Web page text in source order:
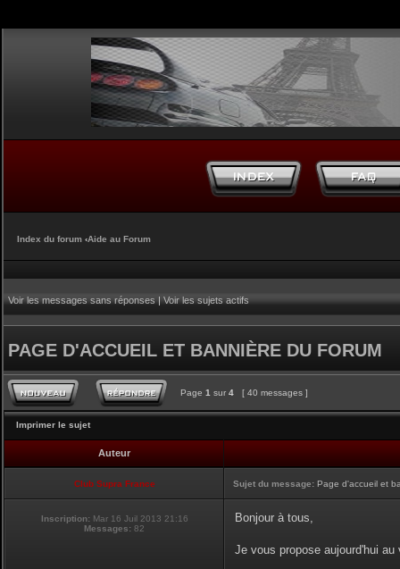
Index du forum ‹Aide au Forum
Voir les messages sans réponses|Voir les sujets actifs
PAGE D'ACCUEIL ET BANNIÈRE DU FORUM
Page 1 sur 4 [ 40 messages ]
Imprimer le sujet
Auteur
Club Supra France Sujet du message: Page d'accueil et
Inscription: Mar 16 Juil 2013 21:16
Messages: 82
Bonjour à tous,
Je vous propose aujourd'hui